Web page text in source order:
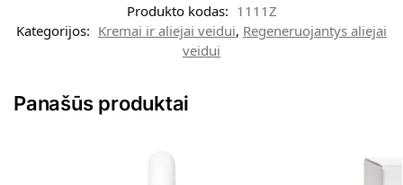
Produkto kodas: 1111Z
Kategorijos: Kremai ir aliejai veidui, Regeneruojantys aliejai
veidui
Panašūs produktai